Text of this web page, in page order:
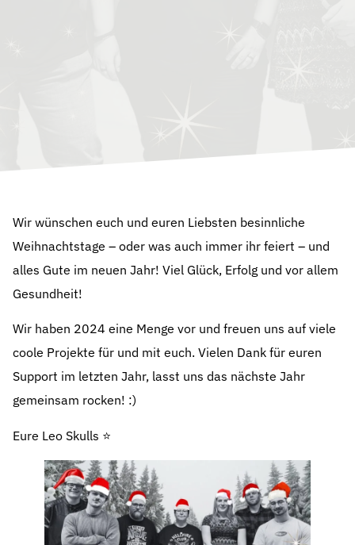
Wir wünschen euch und euren Liebsten besinnliche
Weihnachtstage – oder was auch immer ihr feiert – und
alles Gute im neuen Jahr! Viel Glück, Erfolg und vor allem
Gesundheit!
Wir haben 2024 eine Menge vor und freuen uns auf viele
coole Projekte für und mit euch. Vielen Dank für euren
Support im letzten Jahr, lasst uns das nächste Jahr
gemeinsam rocken! :)
Eure Leo Skulls ⭐️